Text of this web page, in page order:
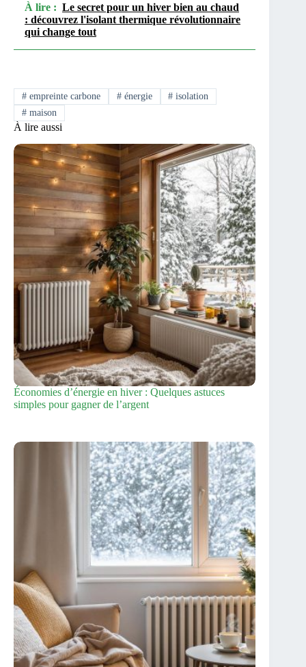
À lire : Le secret pour un hiver bien au chaud
: découvrez l'isolant thermique révolutionnaire
qui change tout
#empreinte carbone #énergie # isolation
#maison
À lire aussi
Économies d’énergie en hiver : Quelques astuces
simples pour gagner de l’argent